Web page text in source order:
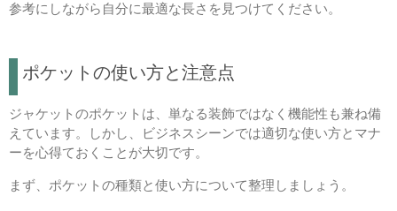
参考にしながら自分に最適な長さを見つけてください。
ポケットの使い方と注意点
ジャケットのポケットは、単なる装飾ではなく機能性も兼ね備
えています。しかし、ビジネスシーンでは適切な使い方とマナ
ーを心得ておくことが大切です。
まず、ポケットの種類と使い方について整理しましょう。